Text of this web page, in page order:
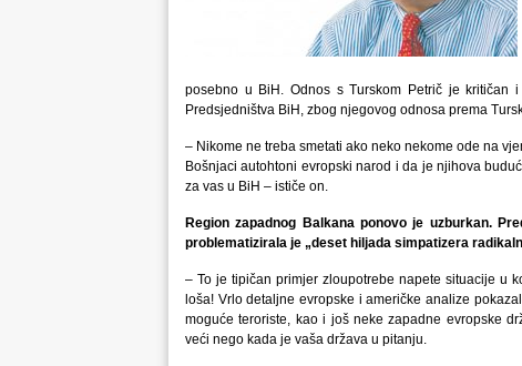
posebno u BiH. Odnos s Turskom Petrič je kritičan
Predsjedništva BiH, zbog njegovog odnosa prema
– Nikome ne treba smetati ako neko nekome ode na
Bošnjaci autohtoni evropski narod i da je njihova
za vas u BiH – ističe on.
Region zapadnog Balkana ponovo je uzburkan.
problematizirala je „deset hiljada simpatizera
– To je tipičan primjer zloupotrebe napete situacije u
loša! Vrlo detaljne evropske i američke analize
moguće teroriste, kao i još neke zapadne evropske
veći nego kada je vaša država u pitanju.